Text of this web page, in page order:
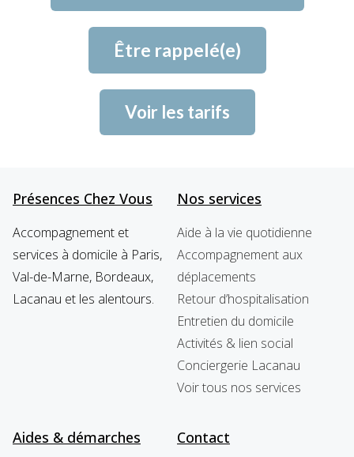
Être rappelé(e)
Voir les tarifs
Présences Chez Vous
Accompagnement et
services à domicile à Paris,
Val-de-Marne, Bordeaux,
Lacanau et les alentours.
Nos services
Aide à la vie quotidienne
Accompagnement aux
déplacements
Retour d’hospitalisation
Entretien du domicile
Activités & lien social
Conciergerie Lacanau
Voir tous nos services
Aides & démarches Contact